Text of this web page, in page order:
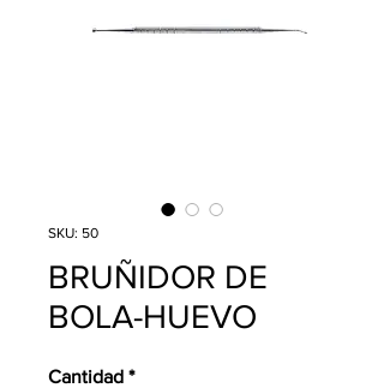
SKU: 50
BRUÑIDOR DE
BOLA-HUEVO
Cantidad *